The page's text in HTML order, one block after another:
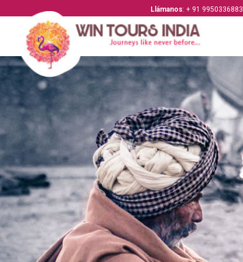
Llámanos: + 91 9950336883